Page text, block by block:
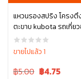
แหวนรองสปริง โครงตึ
ตะขาบ kubota รถเกี่ย
า รุ่น DC70 04512-
ขายไปแล้ว 1
Original
฿5.00 Current
฿4.75
หยิบใส่ตะกร้า